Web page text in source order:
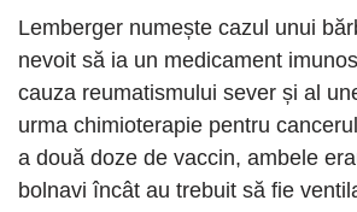
Lemberger numește cazul unui
nevoit să ia un medicament
cauza reumatismului sever și al
urma chimioterapie pentru
a două doze de vaccin, ambele
bolnavi încât au trebuit să fie